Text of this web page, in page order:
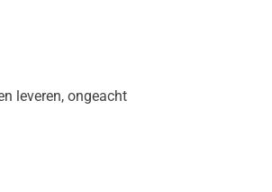
leveren, ongeacht